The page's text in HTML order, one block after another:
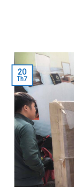
20
Th7